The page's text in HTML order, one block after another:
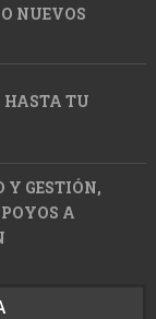
NUEVOS
HASTA TU
Y GESTIÓN,
A